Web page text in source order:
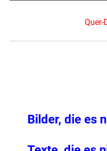
Quer-
Bilder, die es